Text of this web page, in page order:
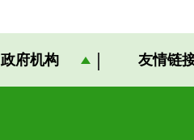
政府机构 友情链